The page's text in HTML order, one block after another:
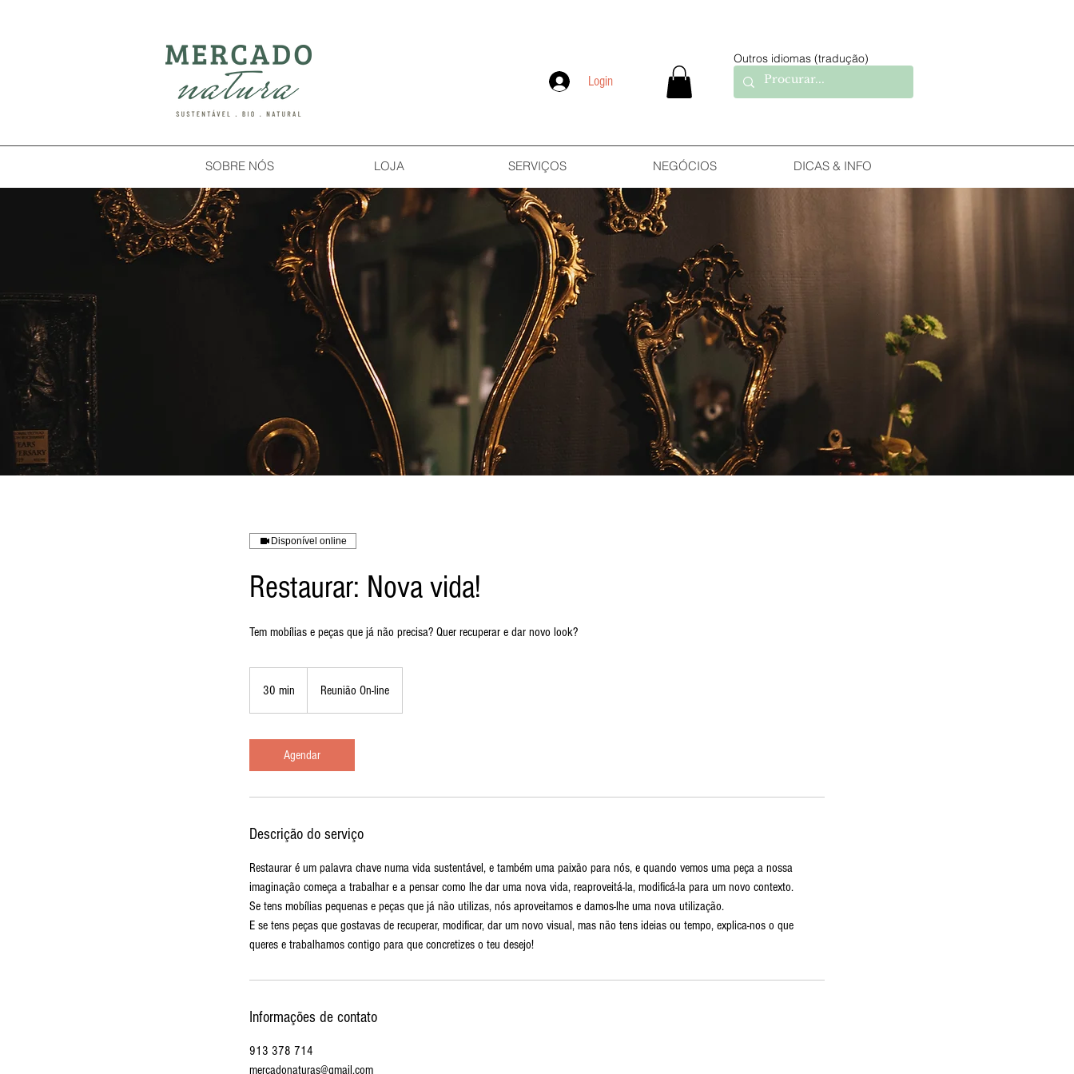
Login
Outros idiomas (tradução)
SOBRE NÓS LOJA SERVIÇOS NEGÓCIOS DICAS & INFO
Disponível online
Restaurar: Nova vida!
Tem mobílias e peças que já não precisa? Quer recuperar e dar novo look?
30 min
0
Reunião On-line
Agendar
Descrição do serviço
Restaurar é um palavra chave numa vida sustentável, e também uma paixão para nós, e quando vemos uma peça a nossa
imaginação começa a trabalhar e a pensar como lhe dar uma nova vida, reaproveitá-la, modificá-la para um novo contexto.
Se tens mobílias pequenas e peças que já não utilizas, nós aproveitamos e damos-lhe uma nova utilização.
E se tens peças que gostavas de recuperar, modificar, dar um novo visual, mas não tens ideias ou tempo, explica-nos o que
queres e trabalhamos contigo para que concretizes o teu desejo!
Informações de contato
913 378 714
mercadonaturas@gmail.com